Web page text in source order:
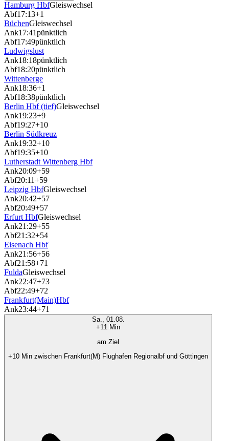
Hamburg HbfGleiswechsel
Abf17:13+1
BüchenGleiswechsel
Ank17:41pünktlich
Abf17:49pünktlich
Ludwigslust
Ank18:18pünktlich
Abf18:20pünktlich
Wittenberge
Ank18:36+1
Abf18:38pünktlich
Berlin Hbf (tief)Gleiswechsel
Ank19:23+9
Abf19:27+10
Berlin Südkreuz
Ank19:32+10
Abf19:35+10
Lutherstadt Wittenberg Hbf
Ank20:09+59
Abf20:11+59
Leipzig HbfGleiswechsel
Ank20:42+57
Abf20:49+57
Erfurt HbfGleiswechsel
Ank21:29+55
Abf21:32+54
Eisenach Hbf
Ank21:56+56
Abf21:58+71
FuldaGleiswechsel
Ank22:47+73
Abf22:49+72
Frankfurt(Main)Hbf
Ank23:44+71
Sa., 01.08.
+11 Min
am Ziel
+10 Min zwischen Frankfurt(M) Flughafen Regionalbf und Göttingen